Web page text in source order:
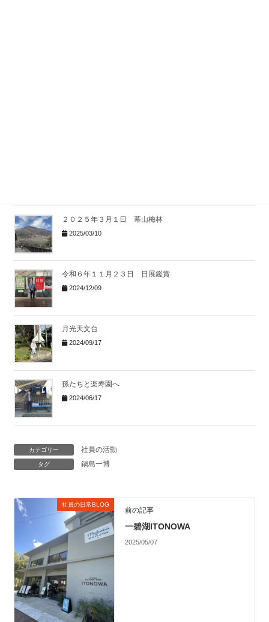
２０２５年３月１日 幕山梅林
2025/03/10
令和６年１１月２３日 日展鑑賞
2024/12/09
月光天文台
2024/09/17
孫たちと楽寿園へ
2024/06/17
カテゴリー 社員の活動
タグ 鍋島一博
社員の日常BLOG
前の記事
一碧湖ITONOWA
2025/05/07